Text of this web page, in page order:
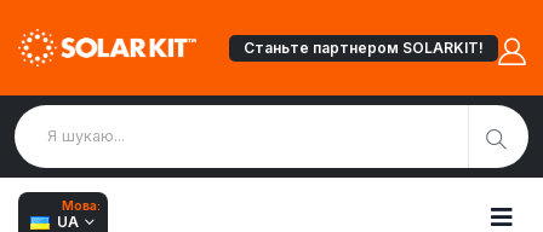
Станьте партнером SOLARKIT!
Мова:
UA